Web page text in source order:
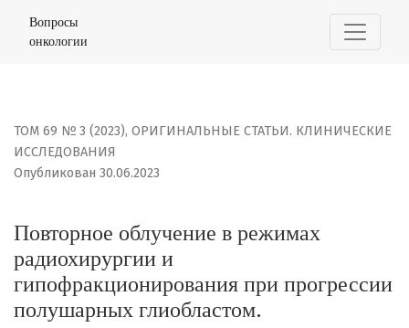
Повторное облучение в режимах радиохирургии и
Вопросы
онкологии
ТОМ 69 № 3 (2023), ОРИГИНАЛЬНЫЕ СТАТЬИ. КЛИНИЧЕСКИЕ
ИССЛЕДОВАНИЯ
Повторное облучение в режимах
радиохирургии и
гипофракционирования при прогрессии
полушарных глиобластом.
Опубликован 30.06.2023